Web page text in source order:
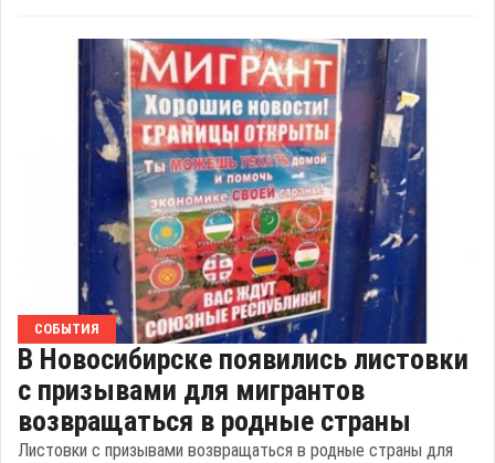
СОБЫТИЯ
В Новосибирске появились листовки
с призывами для мигрантов
возвращаться в родные страны
Листовки с призывами возвращаться в родные страны для